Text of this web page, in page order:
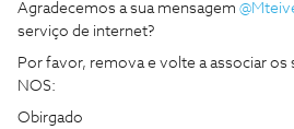
Agradecemos a sua mensagem ​
serviço de internet?
Por favor, remova e volte a associar os
NOS:
Obirgado